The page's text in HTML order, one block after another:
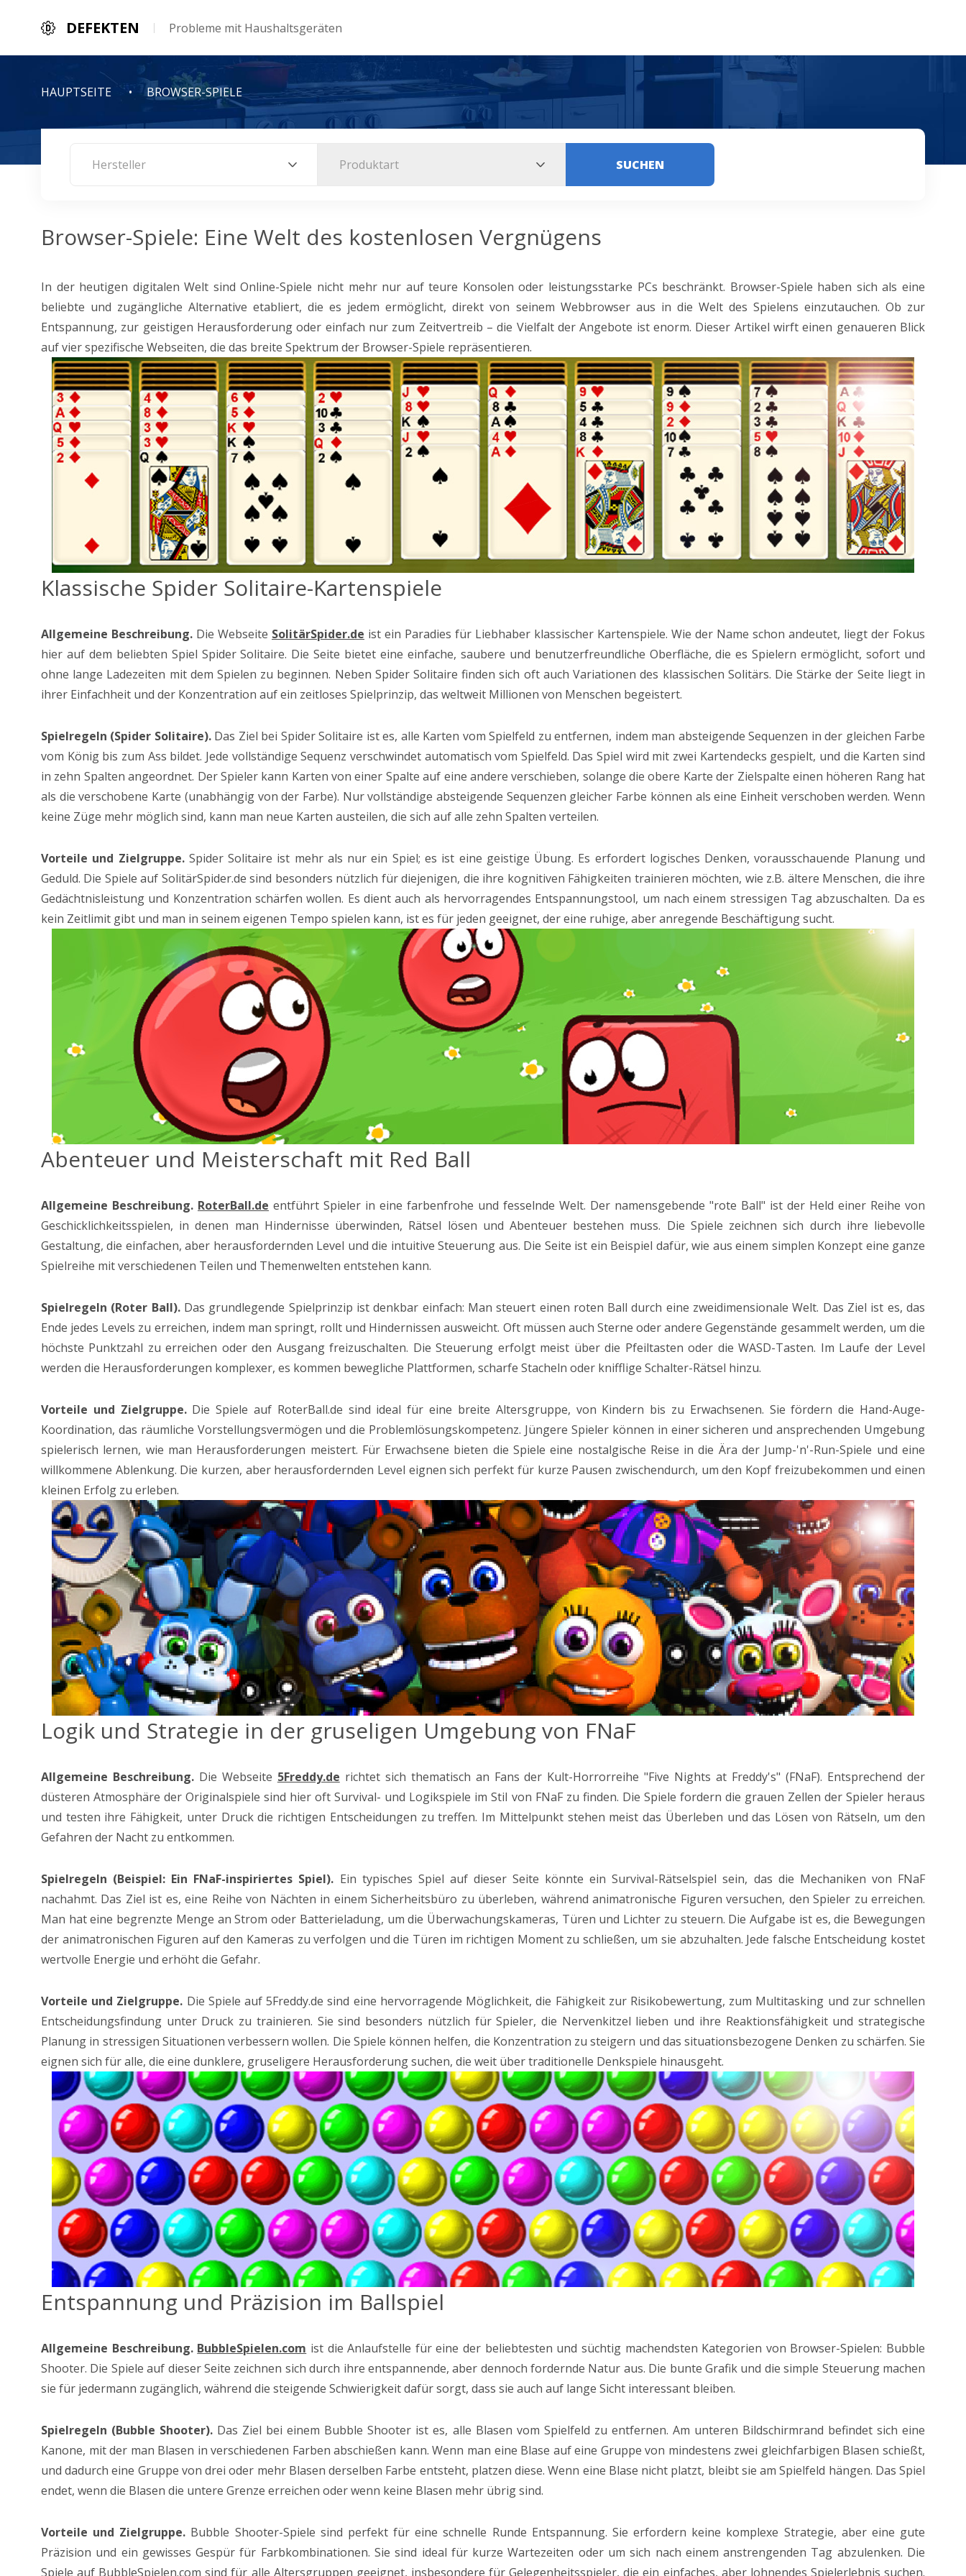
DEFEKTEN Probleme mit Haushaltsgeräten
HAUPTSEITE BROWSER-SPIELE
Hersteller Produktart SUCHEN
Browser-Spiele: Eine Welt des kostenlosen Vergnügens
In der heutigen digitalen Welt sind Online-Spiele nicht mehr nur auf teure Konsolen oder leistungsstarke PCs beschränkt. Browser-Spiele haben sich als eine
beliebte und zugängliche Alternative etabliert, die es jedem ermöglicht, direkt von seinem Webbrowser aus in die Welt des Spielens einzutauchen. Ob zur
Entspannung, zur geistigen Herausforderung oder einfach nur zum Zeitvertreib – die Vielfalt der Angebote ist enorm. Dieser Artikel wirft einen genaueren Blick
auf vier spezifische Webseiten, die das breite Spektrum der Browser-Spiele repräsentieren.
Klassische Spider Solitaire-Kartenspiele
Allgemeine Beschreibung. Die Webseite SolitärSpider.de ist ein Paradies für Liebhaber klassischer Kartenspiele. Wie der Name schon andeutet, liegt der Fokus
hier auf dem beliebten Spiel Spider Solitaire. Die Seite bietet eine einfache, saubere und benutzerfreundliche Oberfläche, die es Spielern ermöglicht, sofort und
ohne lange Ladezeiten mit dem Spielen zu beginnen. Neben Spider Solitaire finden sich oft auch Variationen des klassischen Solitärs. Die Stärke der Seite liegt in
ihrer Einfachheit und der Konzentration auf ein zeitloses Spielprinzip, das weltweit Millionen von Menschen begeistert.
Spielregeln (Spider Solitaire).Das Ziel bei Spider Solitaire ist es, alle Karten vom Spielfeld zu entfernen, indem man absteigende Sequenzen in der gleichen Farbe
vom König bis zum Ass bildet. Jede vollständige Sequenz verschwindet automatisch vom Spielfeld. Das Spiel wird mit zwei Kartendecks gespielt, und die Karten sind
in zehn Spalten angeordnet. Der Spieler kann Karten von einer Spalte auf eine andere verschieben, solange die obere Karte der Zielspalte einen höheren Rang hat
als die verschobene Karte (unabhängig von der Farbe). Nur vollständige absteigende Sequenzen gleicher Farbe können als eine Einheit verschoben werden. Wenn
keine Züge mehr möglich sind, kann man neue Karten austeilen, die sich auf alle zehn Spalten verteilen.
Vorteile und Zielgruppe.Spider Solitaire ist mehr als nur ein Spiel; es ist eine geistige Übung. Es erfordert logisches Denken, vorausschauende Planung und
Geduld. Die Spiele auf SolitärSpider.de sind besonders nützlich für diejenigen, die ihre kognitiven Fähigkeiten trainieren möchten, wie z.B. ältere Menschen, die ihre
Gedächtnisleistung und Konzentration schärfen wollen. Es dient auch als hervorragendes Entspannungstool, um nach einem stressigen Tag abzuschalten. Da es
kein Zeitlimit gibt und man in seinem eigenen Tempo spielen kann, ist es für jeden geeignet, der eine ruhige, aber anregende Beschäftigung sucht.
Abenteuer und Meisterschaft mit Red Ball
Allgemeine Beschreibung. RoterBall.de entführt Spieler in eine farbenfrohe und fesselnde Welt. Der namensgebende "rote Ball" ist der Held einer Reihe von
Geschicklichkeitsspielen, in denen man Hindernisse überwinden, Rätsel lösen und Abenteuer bestehen muss. Die Spiele zeichnen sich durch ihre liebevolle
Gestaltung, die einfachen, aber herausfordernden Level und die intuitive Steuerung aus. Die Seite ist ein Beispiel dafür, wie aus einem simplen Konzept eine ganze
Spielreihe mit verschiedenen Teilen und Themenwelten entstehen kann.
Spielregeln (Roter Ball).Das grundlegende Spielprinzip ist denkbar einfach: Man steuert einen roten Ball durch eine zweidimensionale Welt. Das Ziel ist es, das
Ende jedes Levels zu erreichen, indem man springt, rollt und Hindernissen ausweicht. Oft müssen auch Sterne oder andere Gegenstände gesammelt werden, um die
höchste Punktzahl zu erreichen oder den Ausgang freizuschalten. Die Steuerung erfolgt meist über die Pfeiltasten oder die WASD-Tasten. Im Laufe der Level
werden die Herausforderungen komplexer, es kommen bewegliche Plattformen, scharfe Stacheln oder knifflige Schalter-Rätsel hinzu.
Vorteile und Zielgruppe.Die Spiele auf RoterBall.de sind ideal für eine breite Altersgruppe, von Kindern bis zu Erwachsenen. Sie fördern die Hand-Auge-
Koordination, das räumliche Vorstellungsvermögen und die Problemlösungskompetenz. Jüngere Spieler können in einer sicheren und ansprechenden Umgebung
spielerisch lernen, wie man Herausforderungen meistert. Für Erwachsene bieten die Spiele eine nostalgische Reise in die Ära der Jump-'n'-Run-Spiele und eine
willkommene Ablenkung. Die kurzen, aber herausfordernden Level eignen sich perfekt für kurze Pausen zwischendurch, um den Kopf freizubekommen und einen
kleinen Erfolg zu erleben.
Logik und Strategie in der gruseligen Umgebung von FNaF
Allgemeine Beschreibung.Die Webseite 5Freddy.de richtet sich thematisch an Fans der Kult-Horrorreihe "Five Nights at Freddy's" (FNaF). Entsprechend der
düsteren Atmosphäre der Originalspiele sind hier oft Survival- und Logikspiele im Stil von FNaF zu finden. Die Spiele fordern die grauen Zellen der Spieler heraus
und testen ihre Fähigkeit, unter Druck die richtigen Entscheidungen zu treffen. Im Mittelpunkt stehen meist das Überleben und das Lösen von Rätseln, um den
Gefahren der Nacht zu entkommen.
Spielregeln (Beispiel: Ein FNaF-inspiriertes Spiel). Ein typisches Spiel auf dieser Seite könnte ein Survival-Rätselspiel sein, das die Mechaniken von FNaF
nachahmt. Das Ziel ist es, eine Reihe von Nächten in einem Sicherheitsbüro zu überleben, während animatronische Figuren versuchen, den Spieler zu erreichen.
Man hat eine begrenzte Menge an Strom oder Batterieladung, um die Überwachungskameras, Türen und Lichter zu steuern. Die Aufgabe ist es, die Bewegungen
der animatronischen Figuren auf den Kameras zu verfolgen und die Türen im richtigen Moment zu schließen, um sie abzuhalten. Jede falsche Entscheidung kostet
wertvolle Energie und erhöht die Gefahr.
Vorteile und Zielgruppe. Die Spiele auf 5Freddy.de sind eine hervorragende Möglichkeit, die Fähigkeit zur Risikobewertung, zum Multitasking und zur schnellen
Entscheidungsfindung unter Druck zu trainieren. Sie sind besonders nützlich für Spieler, die Nervenkitzel lieben und ihre Reaktionsfähigkeit und strategische
Planung in stressigen Situationen verbessern wollen. Die Spiele können helfen, die Konzentration zu steigern und das situationsbezogene Denken zu schärfen. Sie
eignen sich für alle, die eine dunklere, gruseligere Herausforderung suchen, die weit über traditionelle Denkspiele hinausgeht.
Entspannung und Präzision im Ballspiel
Allgemeine Beschreibung. BubbleSpielen.com ist die Anlaufstelle für eine der beliebtesten und süchtig machendsten Kategorien von Browser-Spielen: Bubble
Shooter. Die Spiele auf dieser Seite zeichnen sich durch ihre entspannende, aber dennoch fordernde Natur aus. Die bunte Grafik und die simple Steuerung machen
sie für jedermann zugänglich, während die steigende Schwierigkeit dafür sorgt, dass sie auch auf lange Sicht interessant bleiben.
Spielregeln (Bubble Shooter). Das Ziel bei einem Bubble Shooter ist es, alle Blasen vom Spielfeld zu entfernen. Am unteren Bildschirmrand befindet sich eine
Kanone, mit der man Blasen in verschiedenen Farben abschießen kann. Wenn man eine Blase auf eine Gruppe von mindestens zwei gleichfarbigen Blasen schießt,
und dadurch eine Gruppe von drei oder mehr Blasen derselben Farbe entsteht, platzen diese. Wenn eine Blase nicht platzt, bleibt sie am Spielfeld hängen. Das Spiel
endet, wenn die Blasen die untere Grenze erreichen oder wenn keine Blasen mehr übrig sind.
Vorteile und Zielgruppe. Bubble Shooter-Spiele sind perfekt für eine schnelle Runde Entspannung. Sie erfordern keine komplexe Strategie, aber eine gute
Präzision und ein gewisses Gespür für Farbkombinationen. Sie sind ideal für kurze Wartezeiten oder um sich nach einem anstrengenden Tag abzulenken. Die
Spiele auf BubbleSpielen.com sind für alle Altersgruppen geeignet, insbesondere für Gelegenheitsspieler, die ein einfaches, aber lohnendes Spielerlebnis suchen.